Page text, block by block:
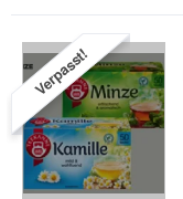
Verpasst!